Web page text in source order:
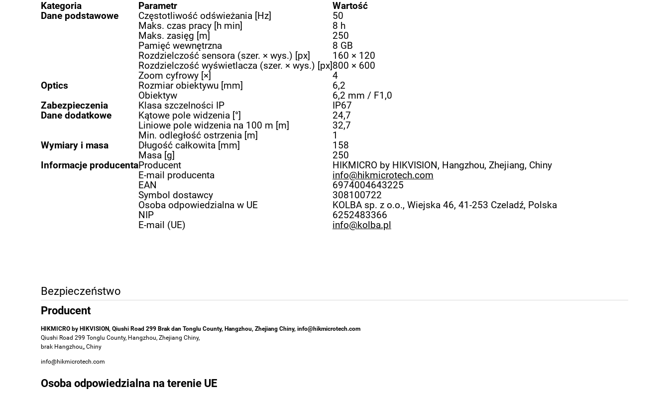
Kategoria
Parametr
Wartość
Dane podstawowe
Częstotliwość odświeżania [Hz]
50
Maks. czas pracy [h min]
8 h
Maks. zasięg [m]
250
Pamięć wewnętrzna
8 GB
Rozdzielczość sensora (szer. × wys.) [px]
160 × 120
Rozdzielczość wyświetlacza (szer. × wys.) [px]800 × 600
Zoom cyfrowy [×]
4
Optics
Rozmiar obiektywu [mm]
6,2
Obiektyw
6,2 mm / F1,0
Zabezpieczenia
Klasa szczelności IP
IP67
Dane dodatkowe
Kątowe pole widzenia [°]
24,7
Liniowe pole widzenia na 100 m [m]
32,7
Min. odległość ostrzenia [m]
1
Wymiary i masa
Długość całkowita [mm]
158
Masa [g]
250
Informacje producentaProducent
HIKMICRO by HIKVISION, Hangzhou, Zhejiang, Chiny
E-mail producenta
info@hikmicrotech.com
EAN
6974004643225
Symbol dostawcy
308100722
Osoba odpowiedzialna w UE
KOLBA sp. z o.o., Wiejska 46, 41-253 Czeladź, Polska
NIP
6252483366
E-mail (UE)
info@kolba.pl
Bezpieczeństwo
Producent
HIKMICRO by HIKVISION, Qiushi Road 299 Brak dan Tonglu County, Hangzhou, Zhejiang Chiny, info@hikmicrotech.com
Qiushi Road 299 Tonglu County, Hangzhou, Zhejiang Chiny,
brak Hangzhou,, Chiny
info@hikmicrotech.com
Osoba odpowiedzialna na terenie UE